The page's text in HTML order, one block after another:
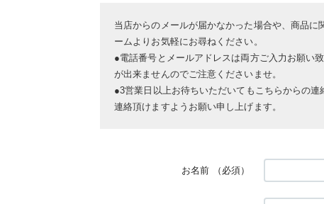
当店からのメールが届かなかった場合や、商品
ームよりお気軽にお尋ねください。
●電話番号とメールアドレスは両方ご入力お願い
が出来ませんのでご注意くださいませ。
●3営業日以上お待ちいただいてもこちらからの
連絡頂けますようお願い申し上げます。
お名前 （必須）